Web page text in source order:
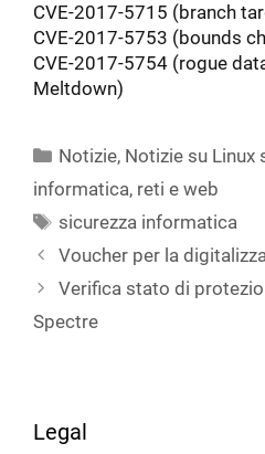
CVE-2017-5715 (branch
CVE-2017-5753 (bounds
CVE-2017-5754 (rogue
Meltdown)
Categorie
Notizie, Notizie su Linux
informatica, reti e web
Tag
sicurezza informatica
Voucher per la
Verifica stato di
Spectre
Legal